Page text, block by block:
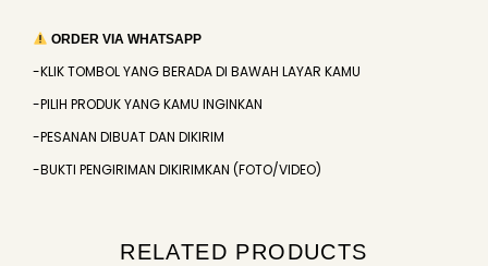
ORDER VIA WHATSAPP
-KLIK TOMBOL YANG BERADA DI BAWAH LAYAR KAMU
-PILIH PRODUK YANG KAMU INGINKAN
-PESANAN DIBUAT DAN DIKIRIM
-BUKTI PENGIRIMAN DIKIRIMKAN (FOTO/VIDEO)
RELATED PRODUCTS